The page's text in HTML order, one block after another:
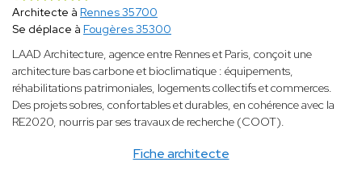
Fiche architecte
Architecte à Rennes 35700
Se déplace à Fougères 35300
LAAD Architecture, agence entre Rennes et Paris, conçoit une
architecture bas carbone et bioclimatique : équipements,
réhabilitations patrimoniales, logements collectifs et commerces.
Des projets sobres, confortables et durables, en cohérence avec la
RE2020, nourris par ses travaux de recherche (COOT).